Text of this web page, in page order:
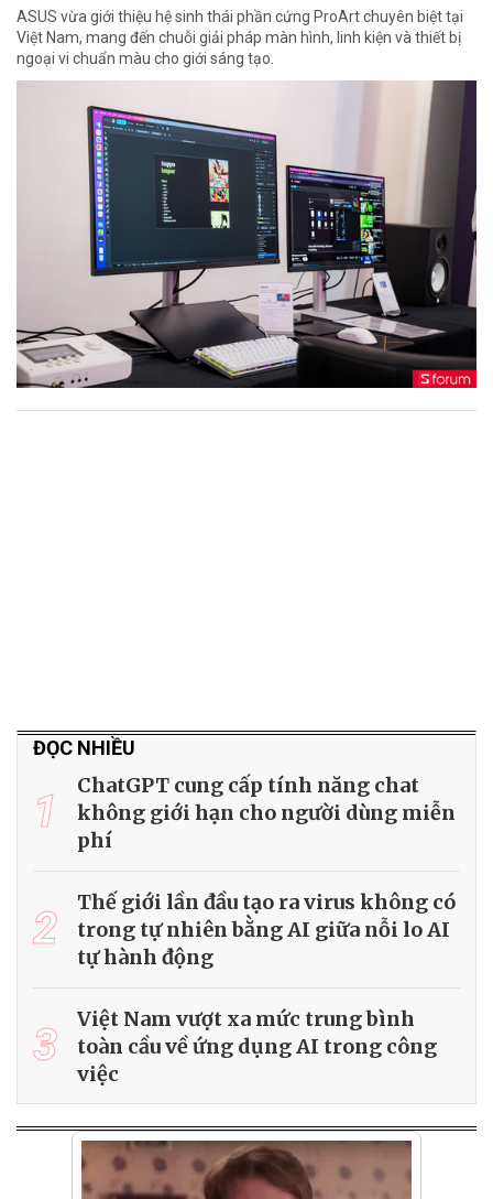
ASUS vừa giới thiệu hệ sinh thái phần cứng ProArt chuyên biệt tại
Việt Nam, mang đến chuỗi giải pháp màn hình, linh kiện và thiết bị
ngoại vi chuẩn màu cho giới sáng tạo.
ĐỌC NHIỀU
1
ChatGPT cung cấp tính năng chat
không giới hạn cho người dùng miễn
phí
2
Thế giới lần đầu tạo ra virus không có
trong tự nhiên bằng AI giữa nỗi lo AI
tự hành động
3
Việt Nam vượt xa mức trung bình
toàn cầu về ứng dụng AI trong công
việc